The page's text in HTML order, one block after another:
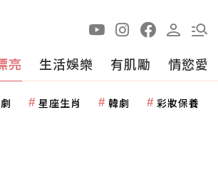
亮 生活娛樂 有肌勵 情慾愛
星座生肖 韓劇 彩妝保養